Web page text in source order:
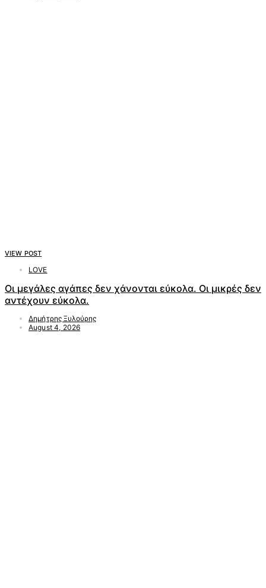
VIEW POST
LOVE
Οι μεγάλες αγάπες δεν χάνονται εύκολα. Οι μικρές δεν
αντέχουν εύκολα.
Δημήτρης Ξυλούρης
August 4, 2026